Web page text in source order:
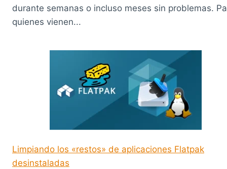
durante semanas o incluso meses sin problemas.
quienes vienen...
Limpiando los «restos» de aplicaciones Flatpak
desinstaladas